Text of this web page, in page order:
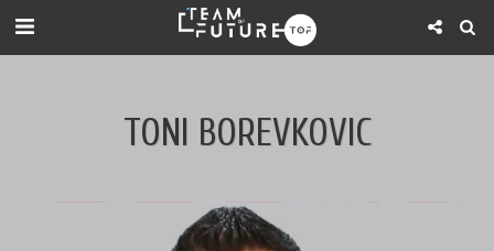
TONI BOREVKOVIC